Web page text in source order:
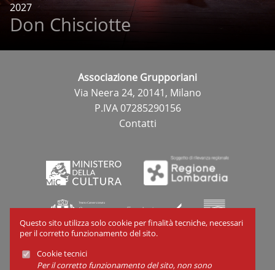
2027
Don Chisciotte
Associazione Grupporiani
Via Neera 24, 20141, Milano
P.IVA 07285290156
Contatti
Cookies
Questo sito utilizza solo cookie per finalità tecniche, necessari
per il corretto funzionamento del sito.
Cookie tecnici
Per il corretto funzionamento del sito, non sono